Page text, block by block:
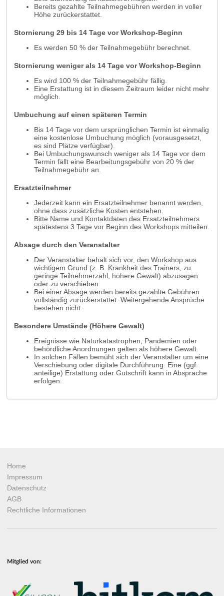
Bereits gezahlte Teilnahmegebühren werden in voller
Höhe zurückerstattet.
Stornierung 29 bis 14 Tage vor Workshop-Beginn
Es werden 50 % der Teilnahmegebühr berechnet.
Stornierung weniger als 14 Tage vor Workshop-Beginn
Es wird 100 % der Teilnahmegebühr fällig.
Eine Erstattung ist in diesem Zeitraum leider nicht mehr
möglich.
Umbuchung auf einen späteren Termin
Bis 14 Tage vor dem ursprünglichen Termin ist einmalig
eine kostenlose Umbuchung möglich (vorausgesetzt,
es sind Plätze verfügbar).
Bei Umbuchungswunsch weniger als 14 Tage vor dem
Termin fällt eine Bearbeitungsgebühr von 20 % der
Teilnahmegebühr an.
Ersatzteilnehmer
Jederzeit kann ein Ersatzteilnehmer benannt werden,
ohne dass zusätzliche Kosten entstehen.
Bitte Name und Kontaktdaten des Ersatzteilnehmers
spätestens 3 Tage vor Beginn des Workshops mitteilen.
Absage durch den Veranstalter
Der Veranstalter behält sich vor, den Workshop aus
wichtigem Grund (z. B. Krankheit des Trainers, zu
geringe Teilnehmerzahl, höhere Gewalt) abzusagen
oder zu verschieben.
Bei einer Absage werden bereits gezahlte Gebühren
vollständig zurückerstattet. Weitergehende Ansprüche
bestehen nicht.
Besondere Umstände (Höhere Gewalt)
Ereignisse wie Naturkatastrophen, Pandemien oder
behördliche Anordnungen gelten als höhere Gewalt.
In solchen Fällen bemüht sich der Veranstalter um eine
Verschiebung oder digitale Durchführung. Eine (ggf.
anteilige) Erstattung oder Gutschrift kann in Absprache
erfolgen.
Home
Impressum
Datenschutz
AGB
Rechtliche Informationen
Mitglied von: